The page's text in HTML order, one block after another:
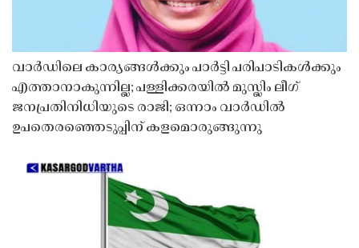
വാർഡിലെ കാര്യങ്ങൾക്കും പാർട്ടി പരിപാടികൾക്കും
എത്താനാകുന്നില്ല; പള്ളിക്കരയിൽ മുസ്ലിം ലീഗ്
ജനപ്രതിനിധിയുടെ രാജി; ഒന്നാം വാർഡിൽ
ഉപതെരഞ്ഞെടുപ്പിന് കളമൊരുങ്ങുന്നു